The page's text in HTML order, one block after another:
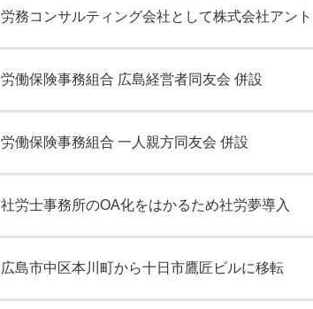
労務コンサルティング会社として株式会社アン
労働保険事務組合 広島経営者同友会 併設
労働保険事務組合 一人親方同友会 併設
社労士事務所のOA化をはかるため社労夢導入
広島市中区本川町から十日市鷹匠ビルに移転